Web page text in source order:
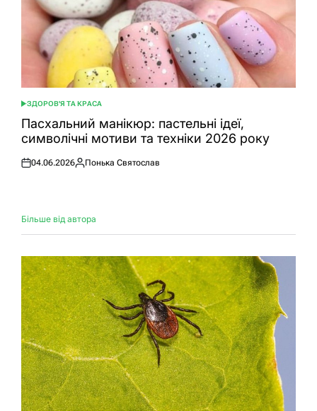
ОПУБЛІКУВАТИ
У
ЗДОРОВ'Я ТА КРАСА
Пасхальний манікюр: пастельні ідеї,
символічні мотиви та техніки 2026 року
Оприлюднено
04.06.2026
Опубліковано
Понька Святослав
Більше від автора